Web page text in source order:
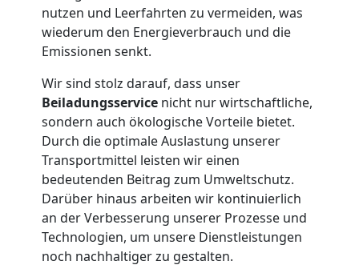
nutzen und Leerfahrten zu vermeiden, was
wiederum den Energieverbrauch und die
Emissionen senkt.
Wir sind stolz darauf, dass unser
Beiladungsservice nicht nur wirtschaftliche,
sondern auch ökologische Vorteile bietet.
Durch die optimale Auslastung unserer
Transportmittel leisten wir einen
bedeutenden Beitrag zum Umweltschutz.
Darüber hinaus arbeiten wir kontinuierlich
an der Verbesserung unserer Prozesse und
Technologien, um unsere Dienstleistungen
noch nachhaltiger zu gestalten.
Möbellift
Wiener
Neustadt
Übersiedlung
Wiener